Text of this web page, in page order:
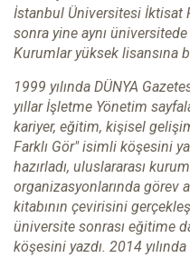
İstanbul Üniversitesi İktisat
sonra yine aynı
Kurumlar yüksek lisansına
1999 yılında DÜNYA
yıllar İşletme Yönetim
kariyer, eğitim, kişisel
Farklı Gör" isimli köşesini
hazırladı, uluslararası
organizasyonlarında görev
kitabının çevirisini
üniversite sonrası eğitime
köşesini yazdı. 2014